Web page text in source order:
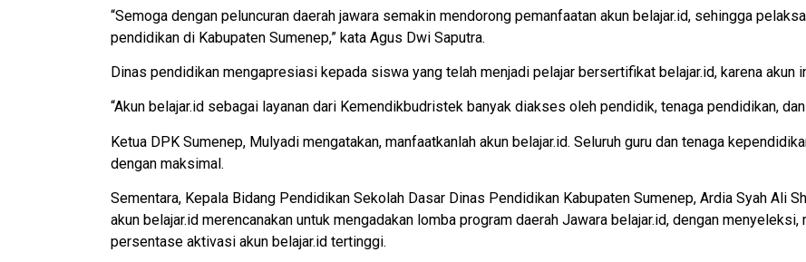
“Semoga dengan peluncuran daerah jawara semakin mendorong pemanfaatan akun belajar.id, sehingga
pendidikan di Kabupaten Sumenep,” kata Agus Dwi Saputra.
Dinas pendidikan mengapresiasi kepada siswa yang telah menjadi pelajar bersertifikat belajar.id, karena akun
“Akun belajar.id sebagai layanan dari Kemendikbudristek banyak diakses oleh pendidik, tenaga pendidikan,
Ketua DPK Sumenep, Mulyadi mengatakan, manfaatkanlah akun belajar.id. Seluruh guru dan tenaga
dengan maksimal.
Sementara, Kepala Bidang Pendidikan Sekolah Dasar Dinas Pendidikan Kabupaten Sumenep, Ardia Syah Ali
akun belajar.id merencanakan untuk mengadakan lomba program daerah Jawara belajar.id, dengan
persentase aktivasi akun belajar.id tertinggi.